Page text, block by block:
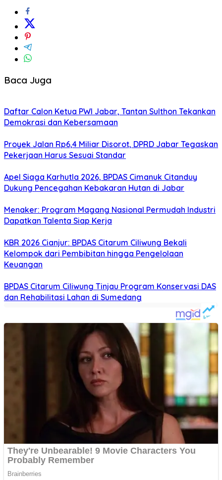
Baca Juga
Daftar Calon Ketua PWI Jabar, Tantan Sulthon Tekankan
Demokrasi dan Kebersamaan
Proyek Jalan Rp6,4 Miliar Disorot, DPRD Jabar Tegaskan
Pekerjaan Harus Sesuai Standar
Apel Siaga Karhutla 2026, BPDAS Cimanuk Citanduy
Dukung Pencegahan Kebakaran Hutan di Jabar
Menaker: Program Magang Nasional Permudah Industri
Dapatkan Talenta Siap Kerja
KBR 2026 Cianjur: BPDAS Citarum Ciliwung Bekali
Kelompok dari Pembibitan hingga Pengelolaan
Keuangan
BPDAS Citarum Ciliwung Tinjau Program Konservasi DAS
dan Rehabilitasi Lahan di Sumedang